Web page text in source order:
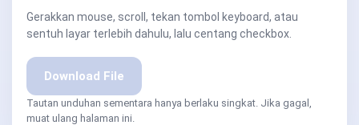
Gerakkan mouse, scroll, tekan tombol keyboard, atau
sentuh layar terlebih dahulu, lalu centang checkbox.
Download File
Tautan unduhan sementara hanya berlaku singkat. Jika gagal,
muat ulang halaman ini.